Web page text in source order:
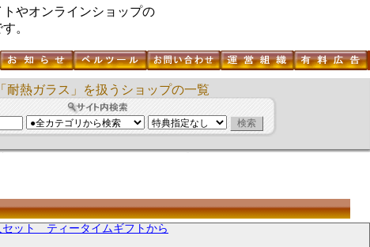
やオンラインショップの
。
「耐熱ガラス」を扱うショップの一覧
セット ティータイムギフトから